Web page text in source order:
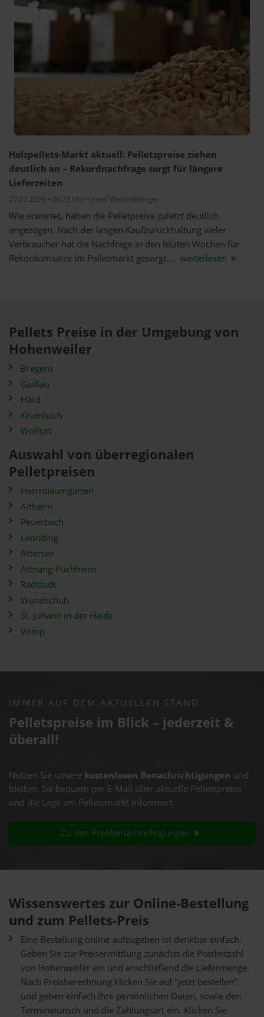
Holzpellets-Markt aktuell: Pelletspreise ziehen
deutlich an – Rekordnachfrage sorgt für längere
Lieferzeiten
27.07.2026 • 09:23 Uhr • Josef Weichslberger
Wie erwartet, haben die Pelletpreise zuletzt deutlich
angezogen. Nach der langen Kaufzurückhaltung vieler
Verbraucher hat die Nachfrage in den letzten Wochen für
Rekordumsätze im Pelletmarkt gesorgt.... weiterlesen
Pellets Preise in der Umgebung von
Hohenweiler
Bregenz
Gaißau
Hard
Krumbach
Wolfurt
Auswahl von überregionalen
Pelletpreisen
Herrnbaumgarten
Altheim
Peuerbach
Leonding
Attersee
Attnang-Puchheim
Radstadt
Wundschuh
St. Johann in der Haide
Vomp
IMMER AUF DEM AKTUELLEN STAND
Pelletspreise im Blick – jederzeit &
überall!
Nutzen Sie unsere kostenlosen Benachrichtigungen und
bleiben Sie bequem per E-Mail über aktuelle Pelletspreise
und die Lage am Pelletsmarkt informiert.
Zu den Preisbenachrichtigungen
Wissenswertes zur Online-Bestellung
und zum Pellets-Preis
Eine Bestellung online aufzugeben ist denkbar einfach.
Geben Sie zur Preisermittlung zunächst die Postleitzahl
von Hohenweiler ein und anschließend die Liefermenge.
Nach Preisberechnung klicken Sie auf "jetzt bestellen"
und geben einfach Ihre persönlichen Daten, sowie den
Terminwunsch und die Zahlungsart ein. Klicken Sie